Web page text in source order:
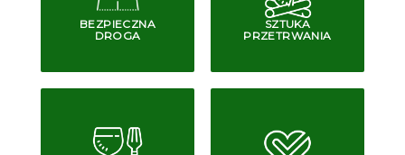
BEZPIECZNA
DROGA
SZTUKA
PRZETRWANIA